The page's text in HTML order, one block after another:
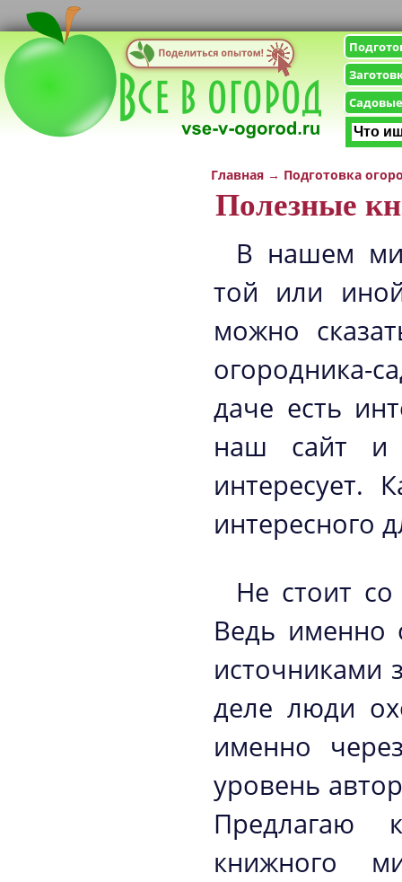
Главная → Подготовка
Полезные
В нашем
той или
можно
огородника-
даче есть
наш сайт и
интересует.
интересного
Не стоит
Ведь именно
источниками
деле люди
именно
уровень
Предлагаю
книжного